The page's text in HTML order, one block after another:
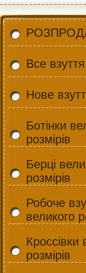
Все взуття
Нове
Ботінки
розмірів
Берці
розмірів
Робоче
великого
Кроссівки
розмірів